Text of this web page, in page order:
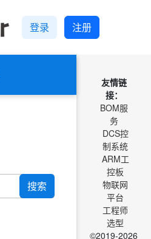
登录 注册
搜索
友情链
接：
BOM服
务
DCS控
制系统
ARM工
控板
物联网
平台
工程师
选型
©2019-2026